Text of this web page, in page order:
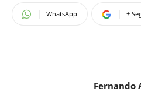
WhatsApp +
Fernando